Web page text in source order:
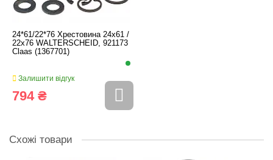
24*61/22*76 Хрестовина 24x61 /
22x76 WALTERSCHEID, 921173
Claas (1367701)
Залишити відгук
794 ₴
Схожі товари